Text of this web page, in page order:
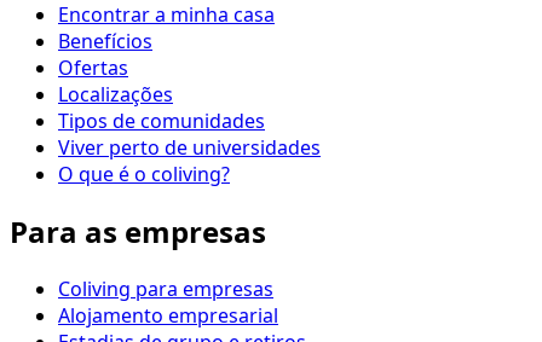
Encontrar a minha casa
Benefícios
Ofertas
Localizações
Tipos de comunidades
Viver perto de universidades
O que é o coliving?
Para as empresas
Coliving para empresas
Alojamento empresarial